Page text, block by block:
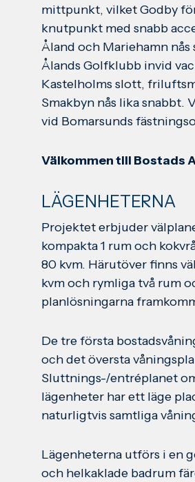
mittpunkt, vilket Godby
knutpunkt med snabb
Åland och Mariehamn nås
Ålands Golfklubb invid
Kastelholms slott,
Smakbyn nås lika
vid Bomarsunds
Välkommen till Bostads
LÄGENHETERNA
Projektet erbjuder
kompakta 1 rum och
80 kvm. Härutöver finns
kvm och rymliga två rum
planlösningarna
De tre första
och det översta
Sluttnings-/entréplanet
lägenheter har ett läge
naturligtvis samtliga
Lägenheterna utförs i en
och helkaklade badrum